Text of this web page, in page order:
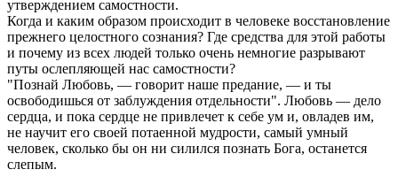
утверждением самостности.
Когда и каким образом происходит в человеке восстановление
прежнего целостного сознания? Где средства для этой работы
и почему из всех людей только очень немногие разрывают
путы ослепляющей нас самостности?
"Познай Любовь, — говорит наше предание, — и ты
освободишься от заблуждения отдельности". Любовь — дело
сердца, и пока сердце не привлечет к себе ум и, овладев им,
не научит его своей потаенной мудрости, самый умный
человек, сколько бы он ни силился познать Бога, останется
слепым.